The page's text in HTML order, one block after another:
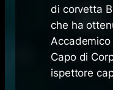
di corvetta
che ha
Capo di
ispettore